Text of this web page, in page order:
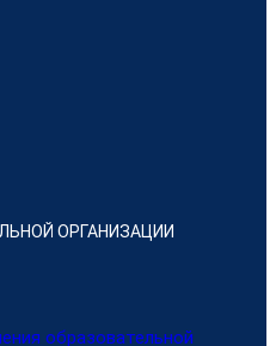
ОРГАНИЗАЦИИ
образовательной